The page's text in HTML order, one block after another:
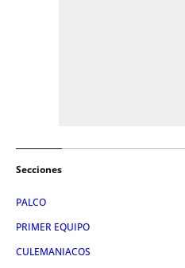
Secciones
PALCO
PRIMER EQUIPO
CULEMANIACOS